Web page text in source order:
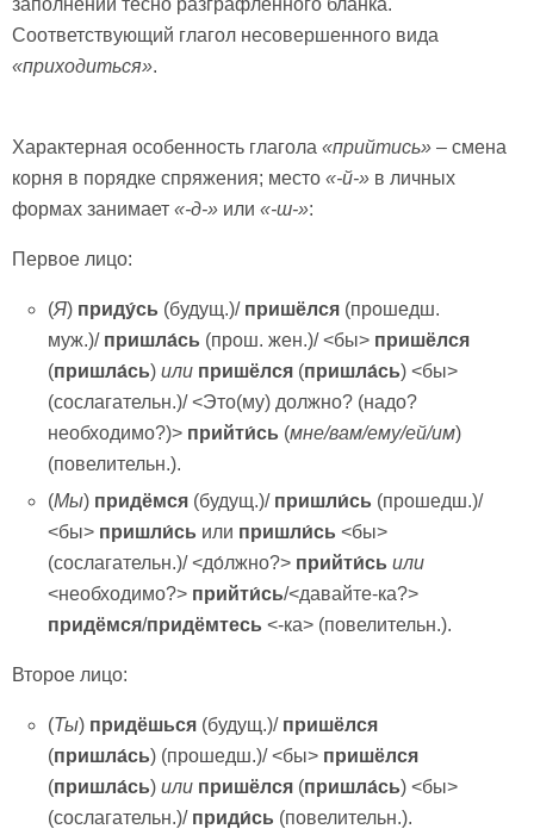
заполнении тесно разграфлённого бланка.
Соответствующий глагол несовершенного вида
«приходиться».
Характерная особенность глагола «прийтись» – смена
корня в порядке спряжения; место «-й-» в личных
формах занимает «-д-» или «-ш-»:
Первое лицо:
(Я) приду́сь (будущ.)/пришёлся (прошедш.
муж.)/пришла́сь (прош. жен.)/ <бы> пришёлся
(пришла́сь)или пришёлся (пришла́сь) <бы>
(сослагательн.)/ <Это(му) должно? (надо?
необходимо?)> прийти́сь (мне/вам/ему/ей/им)
(повелительн.).
(Мы) придёмся (будущ.)/пришли́сь (прошедш.)/
<бы> пришли́сь или пришли́сь <бы>
(сослагательн.)/ <до́лжно?> прийти́сь или
<необходимо?> прийти́сь/<давайте-ка?>
придёмся/придёмтесь <-ка> (повелительн.).
Второе лицо:
(Ты) придёшься (будущ.)/пришёлся
(пришла́сь) (прошедш.)/ <бы> пришёлся
(пришла́сь)или пришёлся (пришла́сь) <бы>
(сослагательн.)/приди́сь (повелительн.).